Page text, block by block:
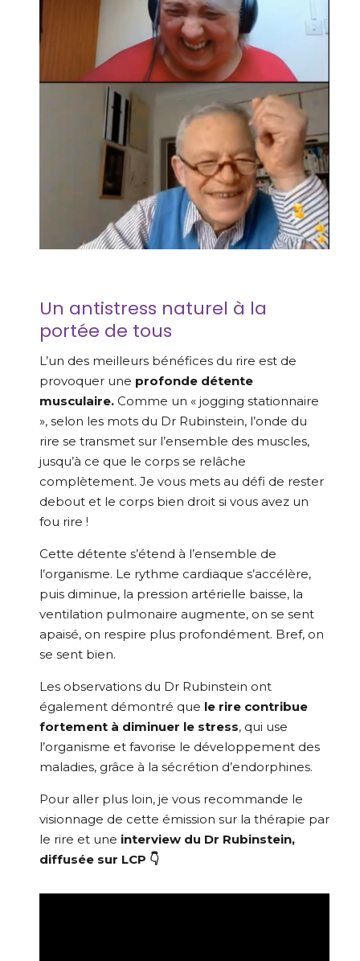
Un antistress naturel à la
portée de tous
L’un des meilleurs bénéfices du rire est de
provoquer une profonde détente
musculaire. Comme un « jogging stationnaire
», selon les mots du Dr Rubinstein, l’onde du
rire se transmet sur l’ensemble des muscles,
jusqu’à ce que le corps se relâche
complètement. Je vous mets au défi de rester
debout et le corps bien droit si vous avez un
fou rire !
Cette détente s’étend à l’ensemble de
l’organisme. Le rythme cardiaque s’accélère,
puis diminue, la pression artérielle baisse, la
ventilation pulmonaire augmente, on se sent
apaisé, on respire plus profondément. Bref, on
se sent bien.
Les observations du Dr Rubinstein ont
également démontré que le rire contribue
fortement à diminuer le stress, qui use
l’organisme et favorise le développement des
maladies, grâce à la sécrétion d’endorphines.
Pour aller plus loin, je vous recommande le
visionnage de cette émission sur la thérapie par
le rire et une interview du Dr Rubinstein,
diffusée sur LCP 👇